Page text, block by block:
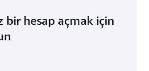
bir hesap açmak için